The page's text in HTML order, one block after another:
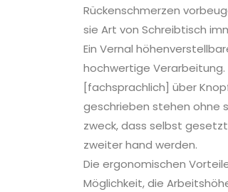
Rückenschmerzen
sie Art von Schreibtisch
Ein Vernal
hochwertige
[fachsprachlich] über
geschrieben stehen ohne
zweck, dass selbst
zweiter hand werden.
Die ergonomischen
Möglichkeit, die